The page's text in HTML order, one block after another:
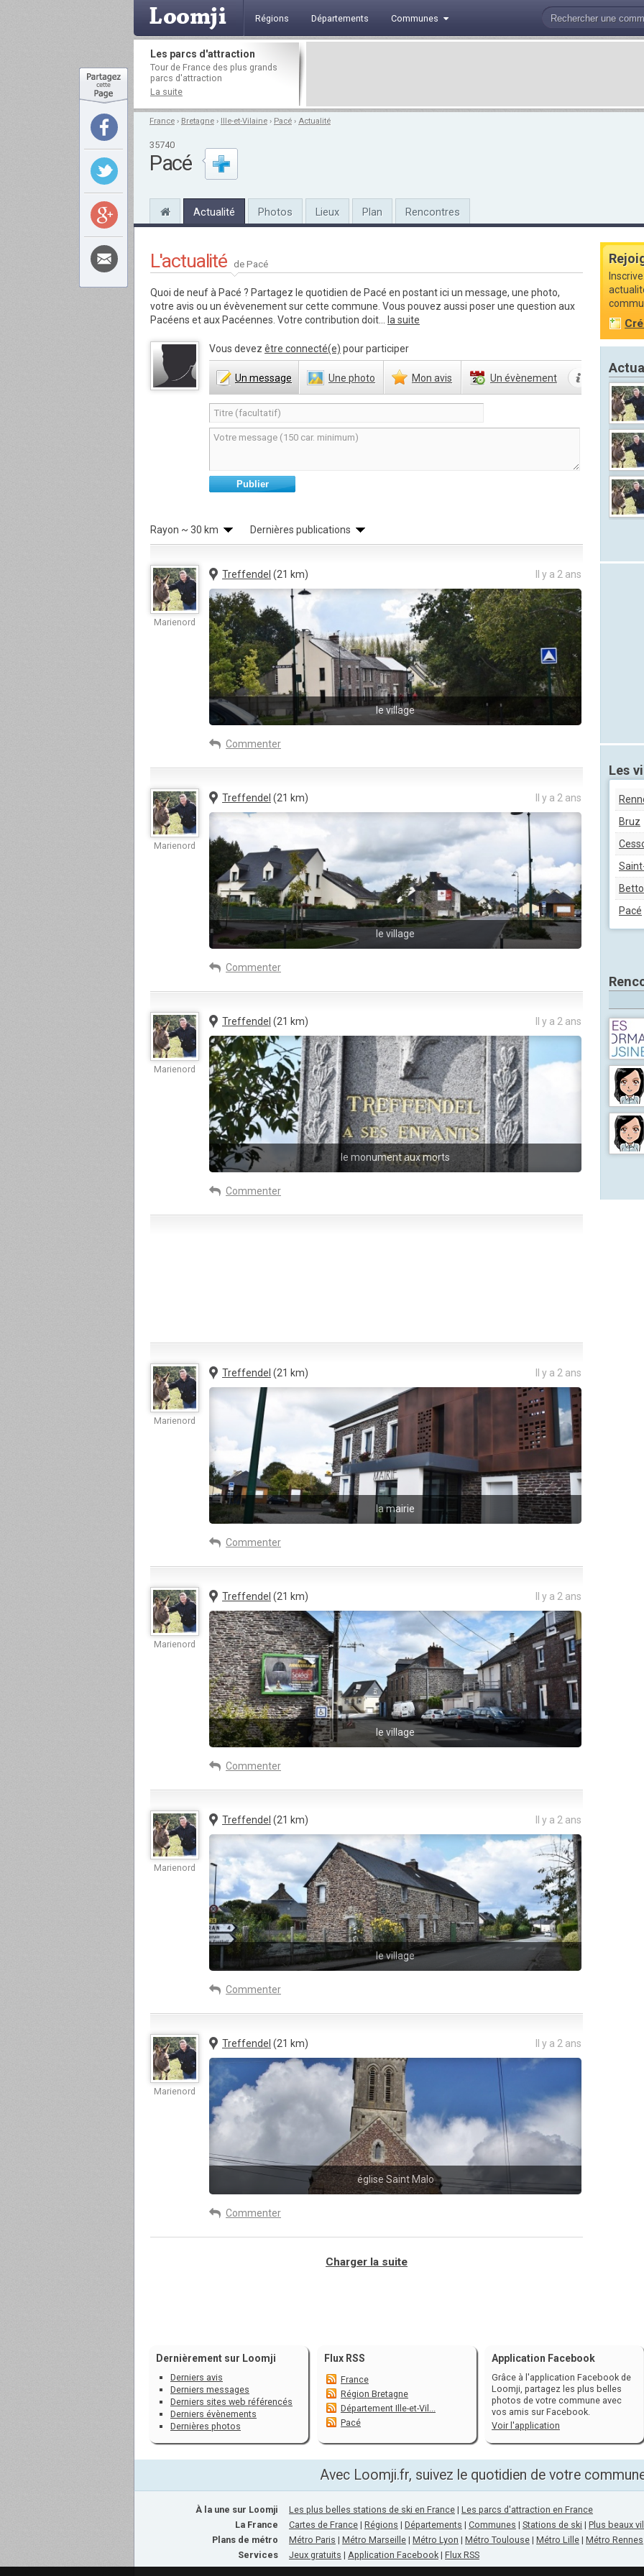
Régions Départements Communes
Les parcs d'attraction
Tour de France des plus grands
parcs d'attraction
La suite
France › Bretagne › Ille-et-Vilaine › Pacé › Actualité
35740
Pacé
Actualité Photos Lieux Plan Rencontres
L'actualité de Pacé
Quoi de neuf à Pacé ? Partagez le quotidien de Pacé en postant ici un message, une photo,
votre avis ou un évèvenement sur cette commune. Vous pouvez aussi poser une question aux
Pacéens et aux Pacéennes. Votre contribution doit...
la suite
Vous devez être connecté(e) pour participer
Un message Une photo Mon avis Un évènement
Publier
Rayon ~ 30 km Dernières publications
Marienord
Il y a 2 ans
Treffendel (21 km)
le village
Commenter
Marienord
Il y a 2 ans
Treffendel (21 km)
le village
Commenter
Marienord
Il y a 2 ans
Treffendel (21 km)
le monument aux morts
Commenter
Marienord
Il y a 2 ans
Treffendel (21 km)
la mairie
Commenter
Marienord
Il y a 2 ans
Treffendel (21 km)
le village
Commenter
Marienord
Il y a 2 ans
Treffendel (21 km)
le village
Commenter
Marienord
Il y a 2 ans
Treffendel (21 km)
église Saint Malo
Commenter
Charger la suite
Les
Bruz
Pacé
Dernièrement sur Loomji
Derniers avis
Derniers messages
Derniers sites web référencés
Derniers évènements
Dernières photos
Flux RSS
France
Région Bretagne
Département Ille-et-Vil...
Pacé
Application Facebook
Grâce à l'application Facebook de
Loomji, partagez les plus belles
photos de votre commune avec
vos amis sur Facebook.
Voir l'application
Avec Loomji.fr, suivez le quotidien de votre
À la une sur Loomji
La France
Plans de métro
Services
Les plus belles stations de ski en France | Les parcs d'attraction en France
Cartes de France | Régions | Départements | Communes | Stations de ski | Plus beaux
Métro Paris | Métro Marseille | Métro Lyon | Métro Toulouse | Métro Lille | Métro Rennes
Jeux gratuits | Application Facebook | Flux RSS